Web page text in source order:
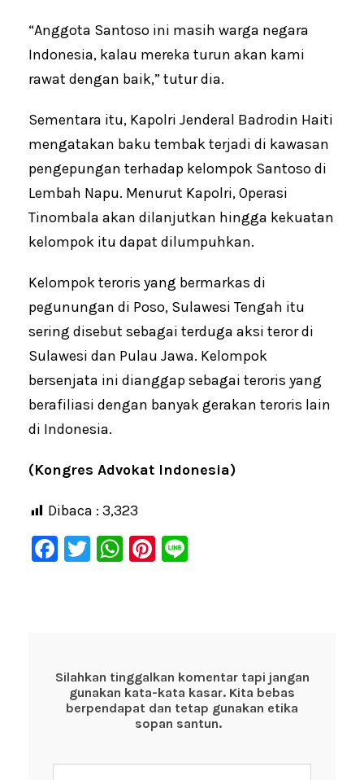
“Anggota Santoso ini masih warga negara
Indonesia, kalau mereka turun akan kami
rawat dengan baik,” tutur dia.
Sementara itu, Kapolri Jenderal Badrodin Haiti
mengatakan baku tembak terjadi di kawasan
pengepungan terhadap kelompok Santoso di
Lembah Napu. Menurut Kapolri, Operasi
Tinombala akan dilanjutkan hingga kekuatan
kelompok itu dapat dilumpuhkan.
Kelompok teroris yang bermarkas di
pegunungan di Poso, Sulawesi Tengah itu
sering disebut sebagai terduga aksi teror di
Sulawesi dan Pulau Jawa. Kelompok
bersenjata ini dianggap sebagai teroris yang
berafiliasi dengan banyak gerakan teroris lain
di Indonesia.
(Kongres Advokat Indonesia)
Dibaca : 3,323
F
o
o
T
W
p
p
Pi
Silahkan tinggalkan komentar tapi jangan
gunakan kata-kata kasar. Kita bebas
berpendapat dan tetap gunakan etika
sopan santun.